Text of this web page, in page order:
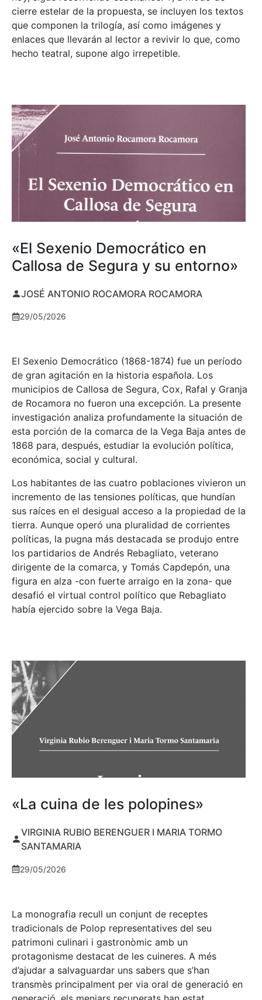
cierre estelar de la propuesta, se incluyen los textos
que componen la trilogía, así como imágenes y
enlaces que llevarán al lector a revivir lo que, como
hecho teatral, supone algo irrepetible.
«El Sexenio Democrático en
Callosa de Segura y su entorno»
JOSÉ ANTONIO ROCAMORA ROCAMORA
29/05/2026
El Sexenio Democrático (1868-1874) fue un período
de gran agitación en la historia española. Los
municipios de Callosa de Segura, Cox, Rafal y Granja
de Rocamora no fueron una excepción. La presente
investigación analiza profundamente la situación de
esta porción de la comarca de la Vega Baja antes de
1868 para, después, estudiar la evolución política,
económica, social y cultural.
Los habitantes de las cuatro poblaciones vivieron un
incremento de las tensiones políticas, que hundían
sus raíces en el desigual acceso a la propiedad de la
tierra. Aunque operó una pluralidad de corrientes
políticas, la pugna más destacada se produjo entre
los partidarios de Andrés Rebagliato, veterano
dirigente de la comarca, y Tomás Capdepón, una
figura en alza -con fuerte arraigo en la zona- que
desafió el virtual control político que Rebagliato
había ejercido sobre la Vega Baja.
«La cuina de les polopines»
VIRGINIA RUBIO BERENGUER I MARIA TORMO
SANTAMARIA
29/05/2026
La monografia recull un conjunt de receptes
tradicionals de Polop representatives del seu
patrimoni culinari i gastronòmic amb un
protagonisme destacat de les cuineres. A més
d’ajudar a salvaguardar uns sabers que s’han
transmès principalment per via oral de generació en